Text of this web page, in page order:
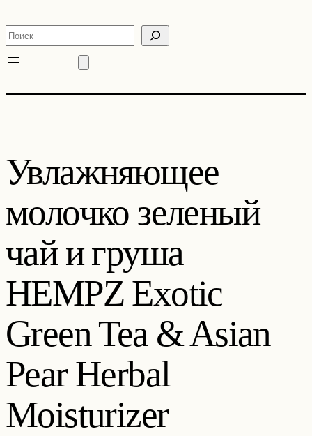
содержимому
Поиск
Увлажняющее
молочко зеленый
чай и груша
HEMPZ Exotic
Green Tea & Asian
Pear Herbal
Moisturizer